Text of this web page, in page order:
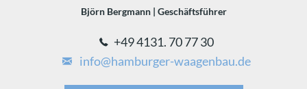
Björn Bergmann | Geschäftsführer
+49 4131. 70 77 30
info@hamburger-waagenbau.de